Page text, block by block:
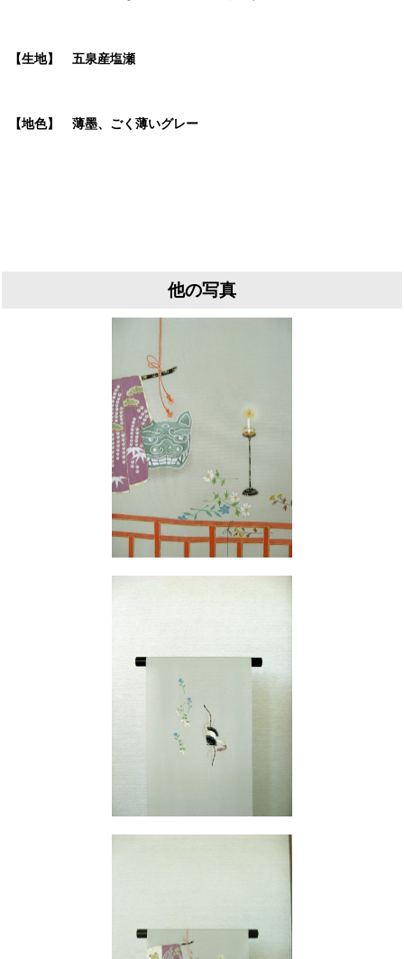
【生地】 五泉産塩瀬
【地色】 薄墨、ごく薄いグレー
他の写真